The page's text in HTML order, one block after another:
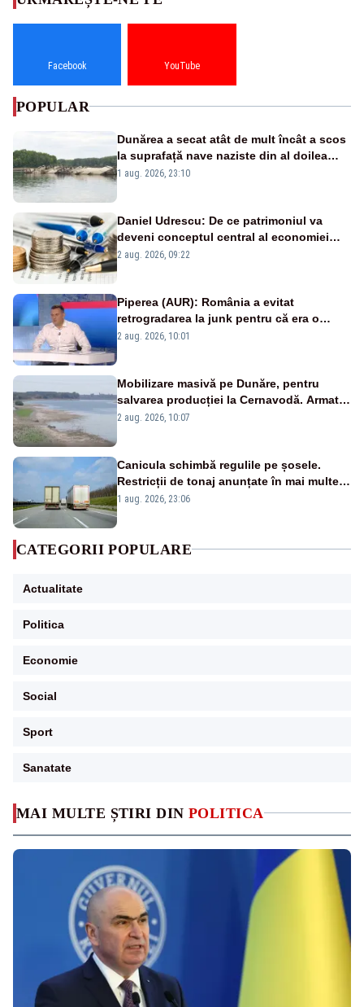
MAI MULTE ȘTIRI DIN POLITICA
Facebook YouTube
POPULAR
Dunărea a secat atât de mult încât a scos
la suprafață nave naziste din al doilea
război mondial
1 aug. 2026, 23:10
Daniel Udrescu: De ce patrimoniul va
deveni conceptul central al economiei
viitoare?
2 aug. 2026, 09:22
Piperea (AUR): România a evitat
retrogradarea la junk pentru că era o
catastrofă pentru bănci și fondurile de
2 aug. 2026, 10:01
Mobilizare masivă pe Dunăre, pentru
salvarea producției la Cernavodă. Armata
va detona o stâncă și va devia apa
2 aug. 2026, 10:07
Canicula schimbă regulile pe șosele.
Restricții de tonaj anunțate în mai multe
județe
1 aug. 2026, 23:06
CATEGORII POPULARE
Actualitate
Politica
Economie
Social
Sport
Sanatate